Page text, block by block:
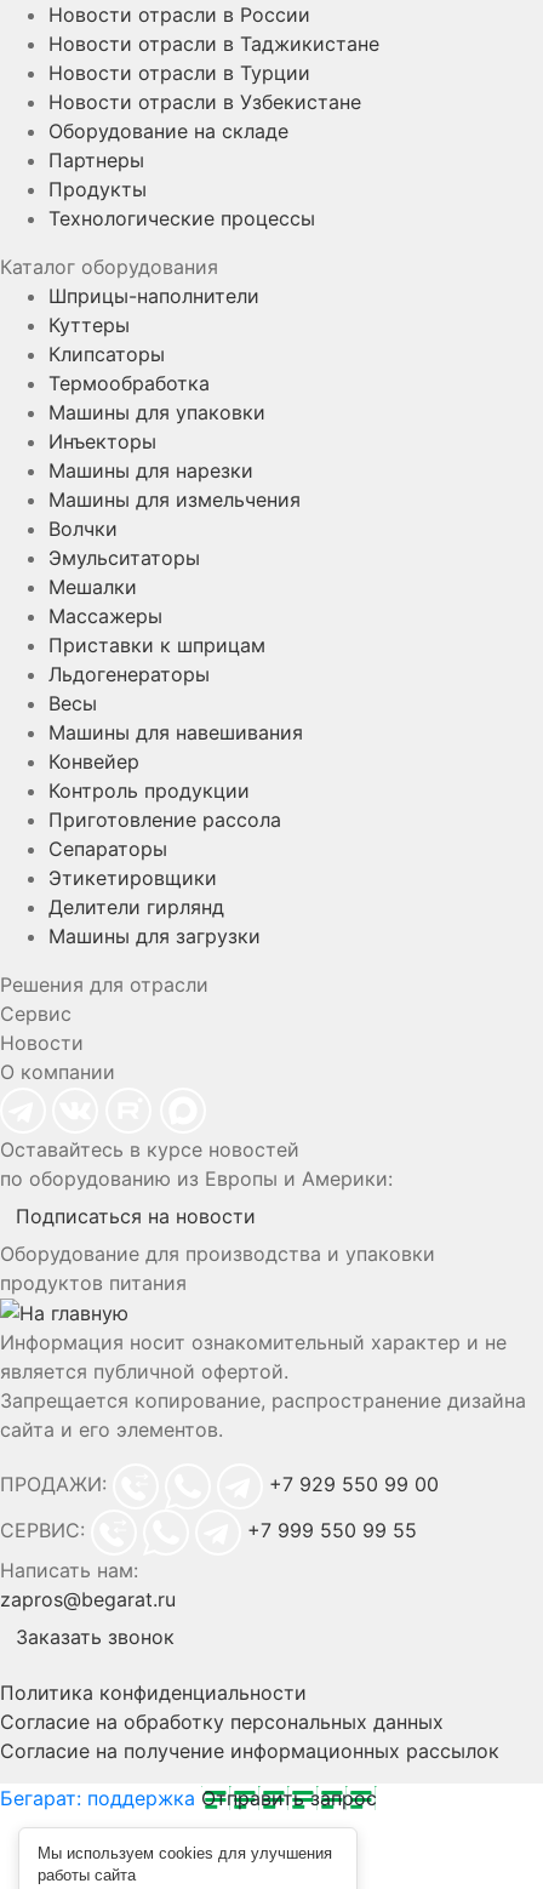
Мы используем cookies для улучшения
работы сайта
Новости отрасли в России
Новости отрасли в Таджикистане
Новости отрасли в Турции
Новости отрасли в Узбекистане
Оборудование на складе
Партнеры
Продукты
Технологические процессы
Каталог оборудования
Шприцы-наполнители
Куттеры
Клипсаторы
Термообработка
Машины для упаковки
Инъекторы
Машины для нарезки
Машины для измельчения
Волчки
Эмульситаторы
Мешалки
Массажеры
Приставки к шприцам
Льдогенераторы
Весы
Машины для навешивания
Конвейер
Контроль продукции
Приготовление рассола
Сепараторы
Этикетировщики
Делители гирлянд
Машины для загрузки
Решения для отрасли
Сервис
Новости
О компании
Оставайтесь в курсе новостей
по оборудованию из Европы и Америки:
Подписаться на новости
Оборудование для производства и упаковки
продуктов питания
Информация носит ознакомительный характер и не
является публичной офертой.
Запрещается копирование, распространение дизайна
сайта и его элементов.
ПРОДАЖИ:
+7 929 550 99 00
СЕРВИС:
+7 999 550 99 55
Написать нам:
zapros@begarat.ru
Заказать звонок
Политика конфиденциальности
Согласие на обработку персональных данных
Согласие на получение информационных рассылок
Бегарат: поддержка Отправить запрос